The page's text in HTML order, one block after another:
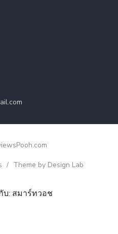
/ Theme by Design Lab
บ: สมาร์ทวอช